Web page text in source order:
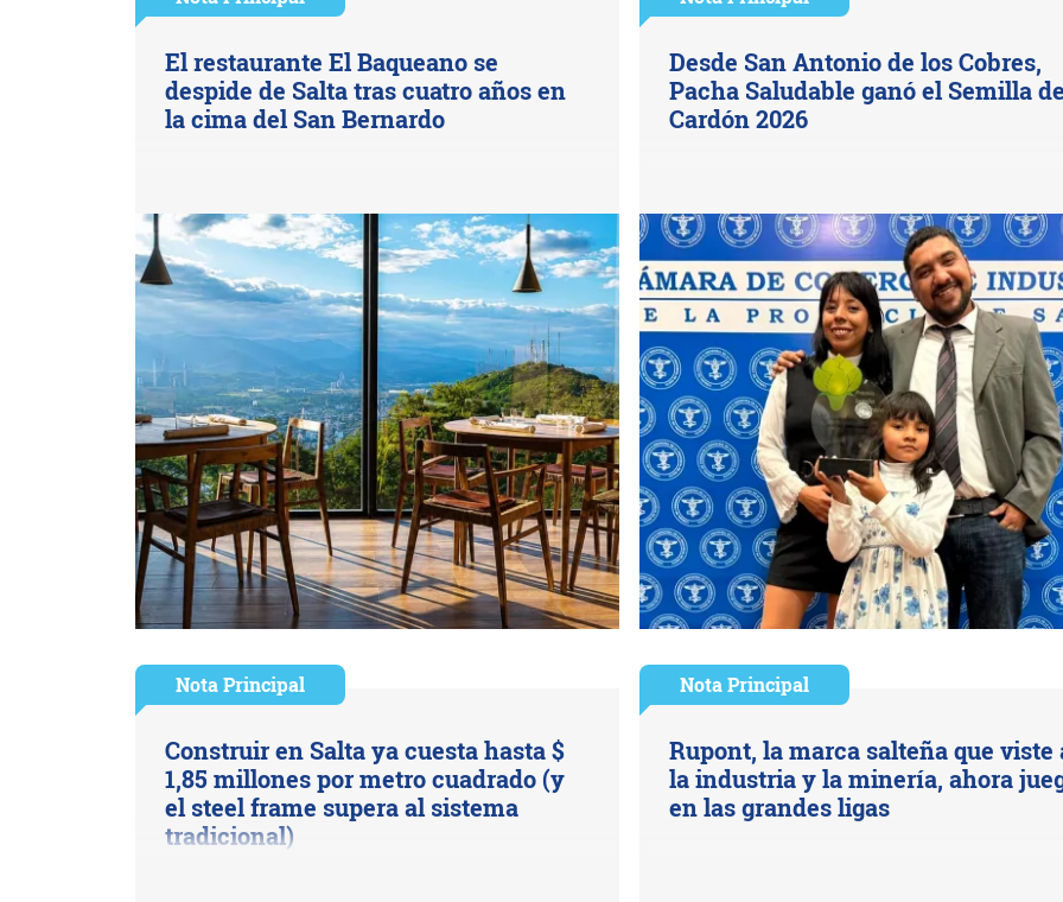
El restaurante El Baqueano se
despide de Salta tras cuatro años en
la cima del San Bernardo
Desde San Antonio de los Cobres,
Pacha Saludable ganó el Semilla
Cardón 2026
Nota Principal
Construir en Salta ya cuesta hasta $
1,85 millones por metro cuadrado (y
el steel frame supera al sistema
tradicional)
Nota Principal
Rupont, la marca salteña que viste
la industria y la minería, ahora
en las grandes ligas